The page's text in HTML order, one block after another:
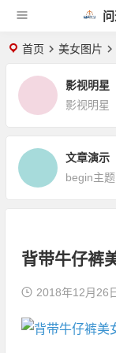
首页 美女图片
影视明星
影视明星
文章演示
begin主题
背带牛仔裤
2018年12月26